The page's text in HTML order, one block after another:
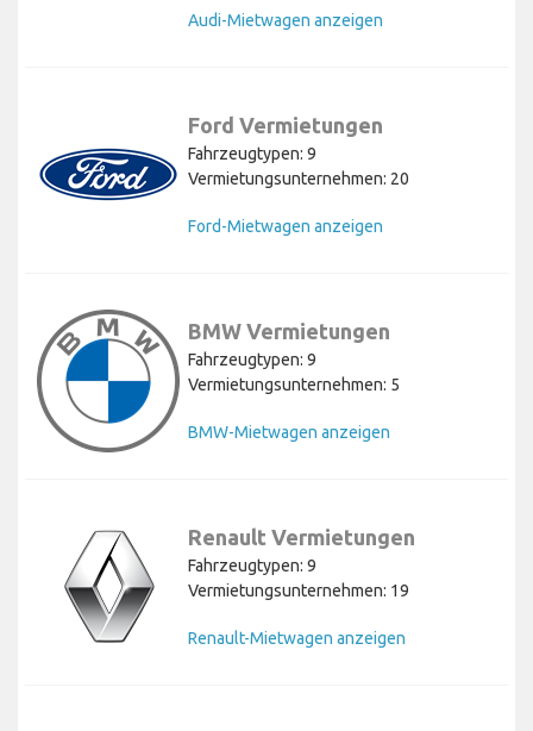
Audi-Mietwagen anzeigen
Ford Vermietungen
Fahrzeugtypen: 9
Vermietungsunternehmen: 20
Ford-Mietwagen anzeigen
BMW Vermietungen
Fahrzeugtypen: 9
Vermietungsunternehmen: 5
BMW-Mietwagen anzeigen
Renault Vermietungen
Fahrzeugtypen: 9
Vermietungsunternehmen: 19
Renault-Mietwagen anzeigen